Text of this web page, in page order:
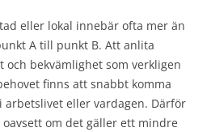
eller lokal innebär ofta mer än
A till punkt B. Att anlita
bekvämlighet som verkligen
finns att snabbt komma
eller vardagen. Därför
om det gäller ett mindre